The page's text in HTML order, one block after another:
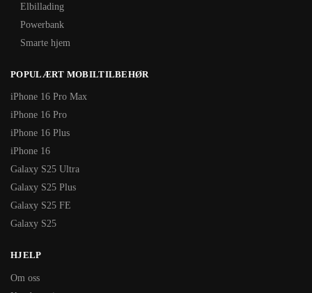
Elbillading
Powerbank
Smarte hjem
POPULÆRT MOBILTILBEHØR
iPhone 16 Pro Max
iPhone 16 Pro
iPhone 16 Plus
iPhone 16
Galaxy S25 Ultra
Galaxy S25 Plus
Galaxy S25 FE
Galaxy S25
HJELP
Om oss